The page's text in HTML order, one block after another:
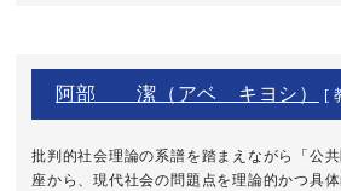
阿部 潔（アベ キヨシ） [
批判的社会理論の系譜を踏まえながら「公
座から、現代社会の問題点を理論的かつ具